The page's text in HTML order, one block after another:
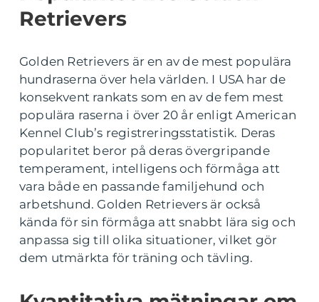
Retrievers
Golden Retrievers är en av de mest populära
hundraserna över hela världen. I USA har de
konsekvent rankats som en av de fem mest
populära raserna i över 20 år enligt American
Kennel Club’s registreringsstatistik. Deras
popularitet beror på deras övergripande
temperament, intelligens och förmåga att
vara både en passande familjehund och
arbetshund. Golden Retrievers är också
kända för sin förmåga att snabbt lära sig och
anpassa sig till olika situationer, vilket gör
dem utmärkta för träning och tävling.